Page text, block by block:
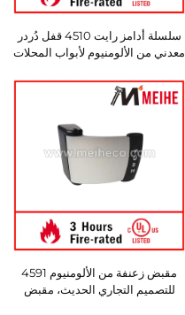
سلسلة أدامز رايت 4510 قفل دُردر
معدني من الألومنيوم لأبواب المحلات
قياسي
مقبض زعنفة من الألومنيوم 4591
للتصميم التجاري الحديث، مقبض